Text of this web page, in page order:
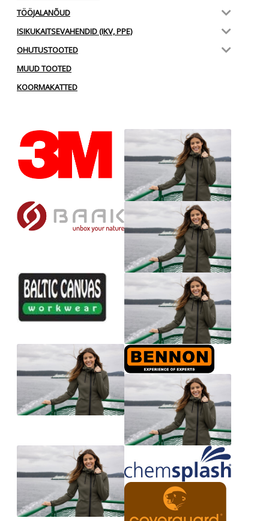
TÖÖJALANÕUD
ISIKUKAITSEVAHENDID (IKV, PPE)
OHUTUSTOOTED
MUUD TOOTED
KOORMAKATTED